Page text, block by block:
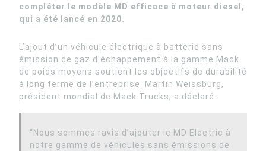
compléter le modèle MD efficace à moteur diesel,
qui a été lancé en 2020.
L’ajout d’un véhicule électrique à batterie sans
émission de gaz d’échappement à la gamme Mack
de poids moyens soutient les objectifs de durabilité
à long terme de l’entreprise. Martin Weissburg,
président mondial de Mack Trucks, a déclaré :
“Nous sommes ravis d’ajouter le MD Electric à
notre gamme de véhicules sans émissions de